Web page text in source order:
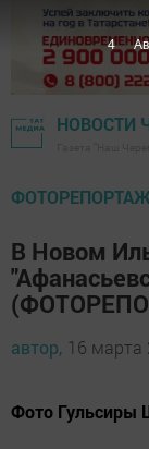
НОВОСТИ
В Новом
автор, 16 марта
Фото Гульсиры
3